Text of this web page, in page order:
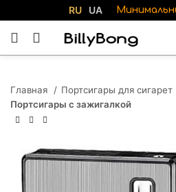
RU UA
Главная
Портсигары для сигарет
Портсигары с зажигалкой